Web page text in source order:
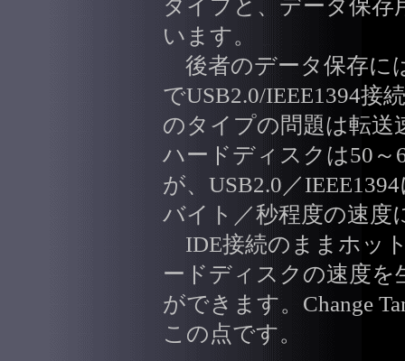
タイプと、データ保
います。
後者のデータ保存に
でUSB2.0/IEEE1394接
のタイプの問題は転送
ハードディスクは50
が、USB2.0／
バイト／秒程度の速度
IDE接続のままホッ
ードディスクの速度
ができます。Change
この点です。